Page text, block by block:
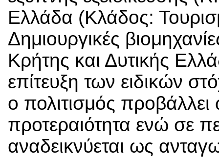
Ελλάδα (Κλάδος:
Δημιουργικές
Κρήτης και Δυτικής
επίτευξη των ειδικών
ο πολιτισμός
προτεραιότητα ενώ σε
αναδεικνύεται ως